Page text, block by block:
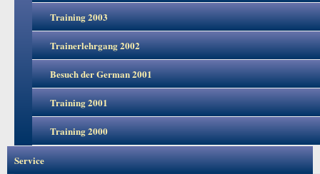
Training 2003
Trainerlehrgang 2002
Besuch der German 2001
Training 2001
Training 2000
Service